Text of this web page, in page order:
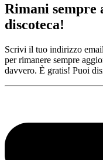
Rimani sempre
discoteca!
Scrivi il tuo indirizzo
per rimanere sempre
davvero. È gratis! Puoi